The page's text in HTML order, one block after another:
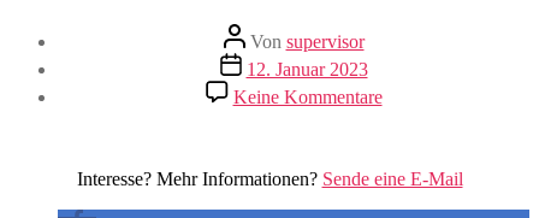
Beitragsautor
Von supervisor
Veröffentlichungsdatum
12. Januar 2023
Keine Kommentarezu
Küchenherd
Interesse? Mehr Informationen? Sende eine E-Mail